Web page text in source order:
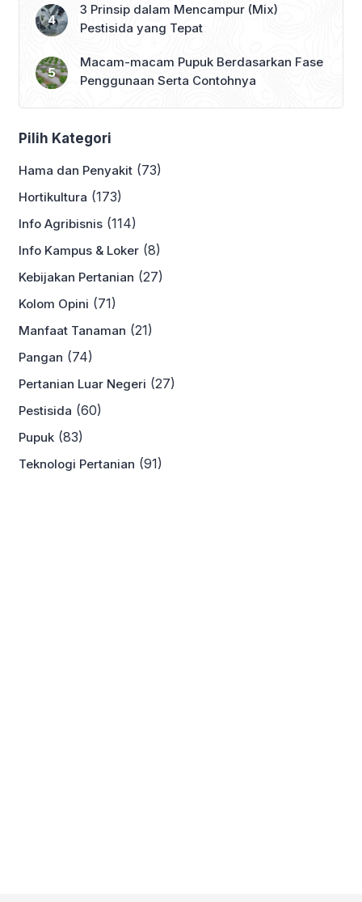
3 Prinsip dalam Mencampur (Mix)
Pestisida yang Tepat
Macam-macam Pupuk Berdasarkan Fase
Penggunaan Serta Contohnya
Pilih Kategori
Hama dan Penyakit (73)
Hortikultura (173)
Info Agribisnis (114)
Info Kampus & Loker (8)
Kebijakan Pertanian (27)
Kolom Opini (71)
Manfaat Tanaman (21)
Pangan (74)
Pertanian Luar Negeri (27)
Pestisida (60)
Pupuk (83)
Teknologi Pertanian (91)